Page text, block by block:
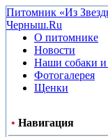
Питомник «Из
Черныш.Ru
О питомнике
Новости
Наши собаки
Фотогалерея
Щенки
• Навигация